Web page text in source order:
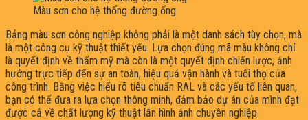
Màu sơn cho hệ thống đường ống
Bảng màu sơn công nghiệp không phải là một danh sách tùy chọn, mà
là một công cụ kỹ thuật thiết yếu. Lựa chọn đúng mã màu không chỉ
là quyết định về thẩm mỹ mà còn là một quyết định chiến lược, ảnh
hưởng trực tiếp đến sự an toàn, hiệu quả vận hành và tuổi thọ của
công trình. Bằng việc hiểu rõ tiêu chuẩn RAL và các yếu tố liên quan,
bạn có thể đưa ra lựa chọn thông minh, đảm bảo dự án của mình đạt
được cả về chất lượng kỹ thuật lẫn hình ảnh chuyên nghiệp.